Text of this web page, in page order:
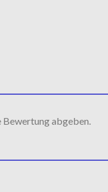
Bewertung abgeben.